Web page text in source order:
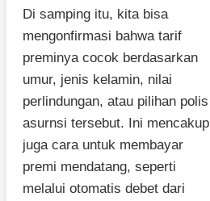
Di samping itu, kita bisa
mengonfirmasi bahwa tarif
preminya cocok berdasarkan
umur, jenis kelamin, nilai
perlindungan, atau pilihan polis
asurnsi tersebut. Ini mencakup
juga cara untuk membayar
premi mendatang, seperti
melalui otomatis debet dari